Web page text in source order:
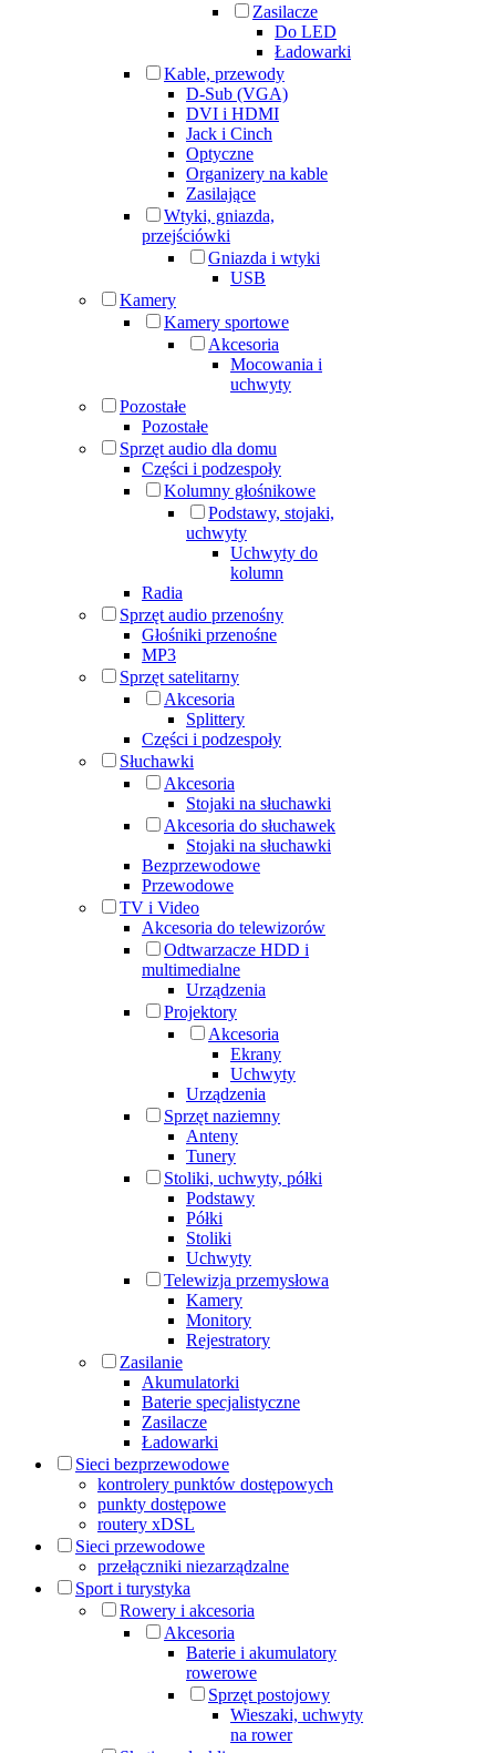
Zasilacze
Do LED
Ładowarki
Kable, przewody
D-Sub (VGA)
DVI i HDMI
Jack i Cinch
Optyczne
Organizery na kable
Zasilające
Wtyki, gniazda,
przejściówki
Gniazda i wtyki
USB
Kamery
Kamery sportowe
Akcesoria
Mocowania i
uchwyty
Pozostałe
Pozostałe
Sprzęt audio dla domu
Części i podzespoły
Kolumny głośnikowe
Podstawy, stojaki,
uchwyty
Uchwyty do
kolumn
Radia
Sprzęt audio przenośny
Głośniki przenośne
MP3
Sprzęt satelitarny
Akcesoria
Splittery
Części i podzespoły
Słuchawki
Akcesoria
Stojaki na słuchawki
Akcesoria do słuchawek
Stojaki na słuchawki
Bezprzewodowe
Przewodowe
TV i Video
Akcesoria do telewizorów
Odtwarzacze HDD i
multimedialne
Urządzenia
Projektory
Akcesoria
Ekrany
Uchwyty
Urządzenia
Sprzęt naziemny
Anteny
Tunery
Stoliki, uchwyty, półki
Podstawy
Półki
Stoliki
Uchwyty
Telewizja przemysłowa
Kamery
Monitory
Rejestratory
Zasilanie
Akumulatorki
Baterie specjalistyczne
Zasilacze
Ładowarki
Sieci bezprzewodowe
kontrolery punktów dostępowych
punkty dostępowe
routery xDSL
Sieci przewodowe
przełączniki niezarządzalne
Sport i turystyka
Rowery i akcesoria
Akcesoria
Baterie i akumulatory
rowerowe
Sprzęt postojowy
Wieszaki, uchwyty
na rower